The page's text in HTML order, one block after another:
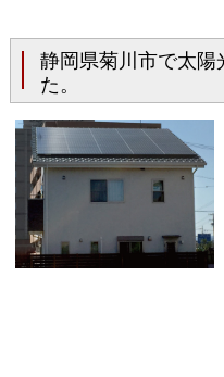
静岡県菊川市で太陽
た。